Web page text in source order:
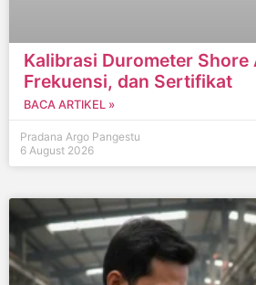
Kalibrasi Durometer Shore
Frekuensi, dan Sertifikat
BACA ARTIKEL »
Pradana Argo Pangestu
6 August 2026